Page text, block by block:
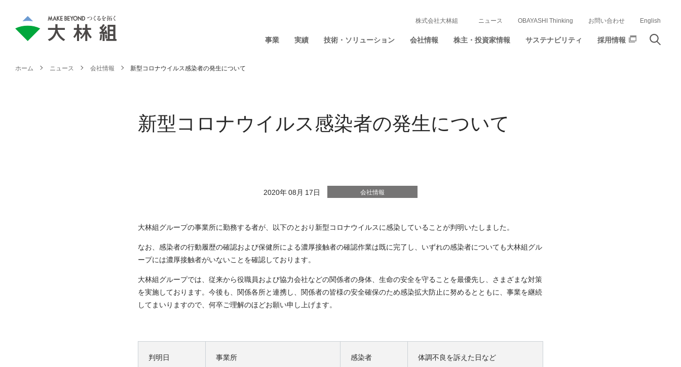
事業 実績 技術・ソリューション 会社情報 株主・投資家情報 サステナビリティ 採用情報
株式会社大林組 ニュース OBAYASHI Thinking お問い合わせ English
ホーム ニュース 会社情報 新型コロナウイルス感染者の発生について
新型コロナウイルス感染者の発生について
2020年 08月 17日 会社情報
大林組グループの事業所に勤務する者が、以下のとおり新型コロナウイルスに感染していることが判明いたしました。
なお、感染者の行動履歴の確認および保健所による濃厚接触者の確認作業は既に完了し、いずれの感染者についても大林組グル
ープには濃厚接触者がいないことを確認しております。
大林組グループでは、従来から役職員および協力会社などの関係者の身体、生命の安全を守ることを最優先し、さまざまな対策
を実施しております。今後も、関係各所と連携し、関係者の皆様の安全確保のため感染拡大防止に努めるとともに、事業を継続
してまいりますので、何卒ご理解のほどお願い申し上げます。
判明日 事業所 感染者 体調不良を訴えた日など